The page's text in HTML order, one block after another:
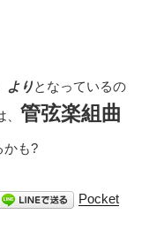
よりとなっているの
管弦楽組曲
かも?
Pocket